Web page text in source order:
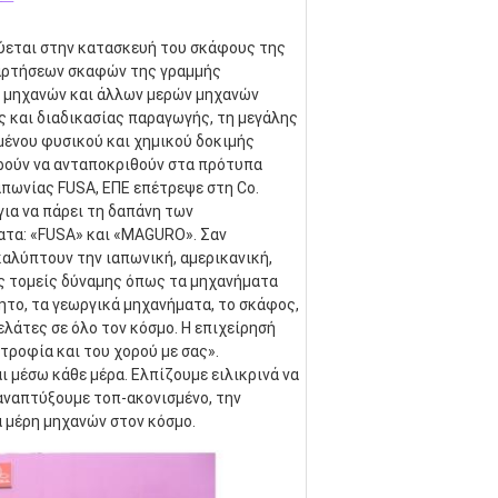
στην κατασκευή του σκάφους της
σκαφών της γραμμής
και άλλων μερών μηχανών
διαδικασίας παραγωγής, τη μεγάλης
φυσικού και χημικού δοκιμής
να ανταποκριθούν στα πρότυπα
FUSA, ΕΠΕ επέτρεψε στη Co.
να πάρει τη δαπάνη των
«FUSA» και «MAGURO». Σαν
την ιαπωνική, αμερικανική,
τομείς δύναμης όπως τα μηχανήματα
τα γεωργικά μηχανήματα, το σκάφος,
σε όλο τον κόσμο. Η επιχείρησή
και του χορού με σας».
μέσω κάθε μέρα. Ελπίζουμε ειλικρινά να
τοπ-ακονισμένο, την
μέρη μηχανών στον κόσμο.